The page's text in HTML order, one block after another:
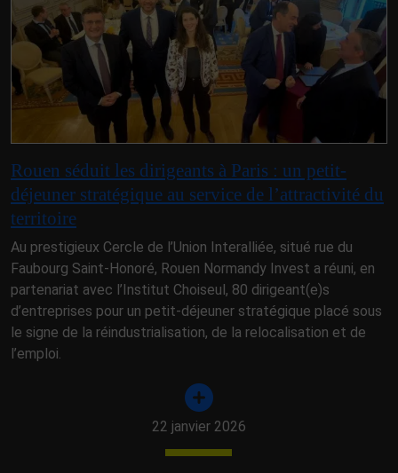
Rouen séduit les dirigeants à Paris : un petit-
déjeuner stratégique au service de l’attractivité du
territoire
Au prestigieux Cercle de l’Union Interalliée, situé rue du
Faubourg Saint-Honoré, Rouen Normandy Invest a réuni, en
partenariat avec l’Institut Choiseul, 80 dirigeant(e)s
d’entreprises pour un petit-déjeuner stratégique placé sous
le signe de la réindustrialisation, de la relocalisation et de
l’emploi.
22 janvier 2026